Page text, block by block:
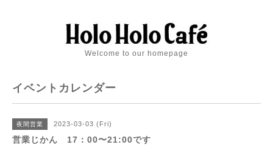
Welcome to our homepage
イベントカレンダー
夜間営業 2023-03-03 (Fri)
営業じかん 17：00〜21:00です